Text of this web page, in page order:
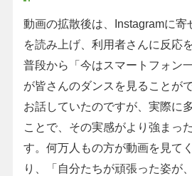
動画の拡散後は、Instagramに寄
を読み上げ、利用者さんに反応
普段から「今はスマートフォン
が皆さんのダンスを見ることが
お話していたのですが、実際に
ことで、その実感がより強まっ
す。何万人もの方が動画を見て
り、「自分たちが頑張った姿が